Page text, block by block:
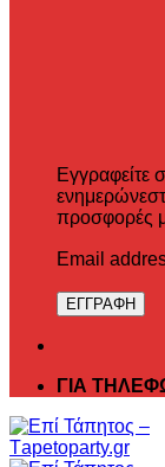
Εγγραφείτε
προσφορές
Email
ΓΙΑ